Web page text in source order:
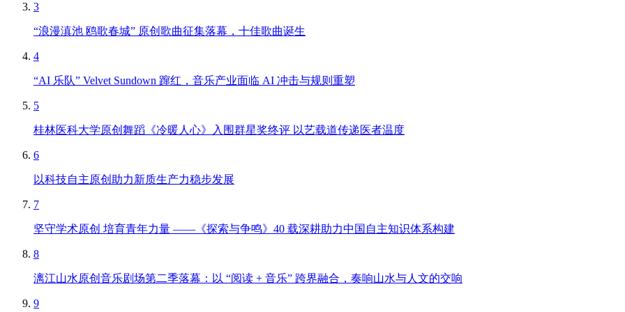
3
“浪漫滇池 鸥歌春城” 原创歌曲征集落幕，十佳歌曲诞生
4
“AI 乐队” Velvet Sundown 蹿红，音乐产业面临 AI 冲击与规则重塑
5
桂林医科大学原创舞蹈《冷暖人心》入围群星奖终评 以艺载道传递医者温度
6
以科技自主原创助力新质生产力稳步发展
7
坚守学术原创 培育青年力量 ——《探索与争鸣》40 载深耕助力中国自主知识体系构建
8
漓江山水原创音乐剧场第二季落幕：以 “阅读 + 音乐” 跨界融合，奏响山水与人文的交响
9